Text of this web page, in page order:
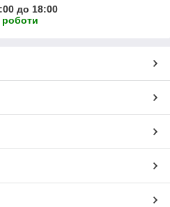
до 18:00
роботи